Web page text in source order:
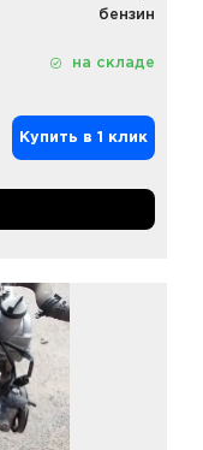
бензин
на складе
Купить в 1 клик